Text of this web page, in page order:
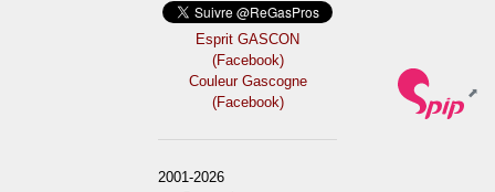
Esprit GASCON
(Facebook)
Couleur Gascogne
(Facebook)
2001-2026